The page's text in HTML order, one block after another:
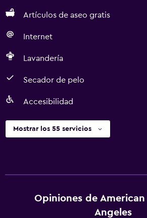
Artículos de aseo gratis
Internet
Lavandería
Secador de pelo
Accesibilidad
Mostrar los 55 servicios
Opiniones de American
Angeles